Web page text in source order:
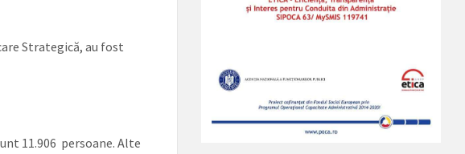
Strategică, au fost
11.906 persoane. Alte